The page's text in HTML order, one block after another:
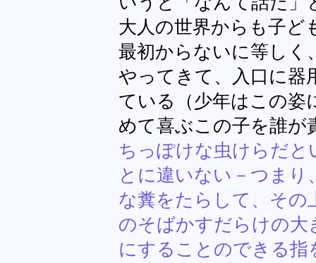
大人の世界からも子ど
最初からないに等しく
やってきて、入口に器
ている（少年はこの姿
めて喜ぶこの子を誰が
ちっぽけな虫けらだ
とに違いない－つま
な糞をたらして、その
のそばかすだらけの
にすることのできる